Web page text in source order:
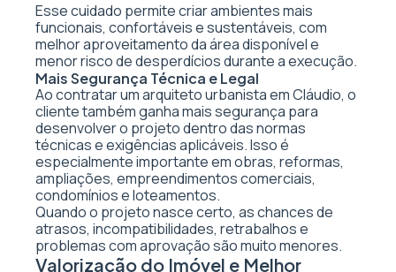
Esse cuidado permite criar ambientes mais
funcionais, confortáveis e sustentáveis, com
melhor aproveitamento da área disponível e
menor risco de desperdícios durante a execução.
Mais Segurança Técnica e Legal
Ao contratar um arquiteto urbanista em Cláudio, o
cliente também ganha mais segurança para
desenvolver o projeto dentro das normas
técnicas e exigências aplicáveis. Isso é
especialmente importante em obras, reformas,
ampliações, empreendimentos comerciais,
condomínios e loteamentos.
Quando o projeto nasce certo, as chances de
atrasos, incompatibilidades, retrabalhos e
problemas com aprovação são muito menores.
Valorização do Imóvel e Melhor